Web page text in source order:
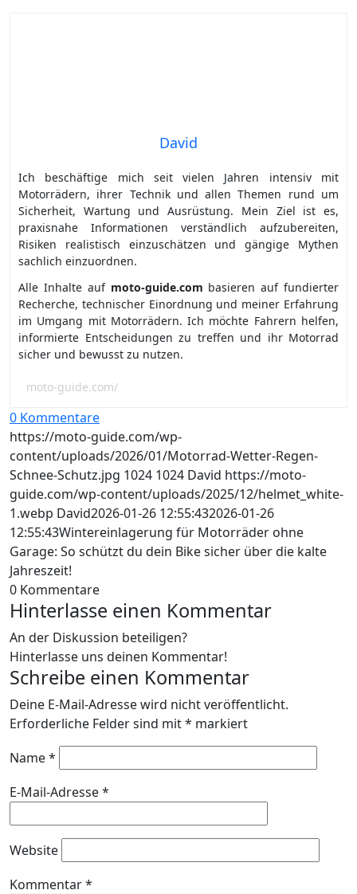
David
Ich beschäftige mich seit vielen Jahren intensiv mit
Motorrädern, ihrer Technik und allen Themen rund um
Sicherheit, Wartung und Ausrüstung. Mein Ziel ist es,
praxisnahe Informationen verständlich aufzubereiten,
Risiken realistisch einzuschätzen und gängige Mythen
sachlich einzuordnen.
Alle Inhalte auf moto-guide.com basieren auf fundierter
Recherche, technischer Einordnung und meiner Erfahrung
im Umgang mit Motorrädern. Ich möchte Fahrern helfen,
informierte Entscheidungen zu treffen und ihr Motorrad
sicher und bewusst zu nutzen.
moto-guide.com/
0 Kommentare
https://moto-guide.com/wp-
content/uploads/2026/01/Motorrad-Wetter-Regen-
Schnee-Schutz.jpg 1024 1024 David https://moto-
guide.com/wp-content/uploads/2025/12/helmet_white-
1.webp David2026-01-26 12:55:432026-01-26
12:55:43Wintereinlagerung für Motorräder ohne
Garage: So schützt du dein Bike sicher über die kalte
Jahreszeit!
0 Kommentare
Hinterlasse einen Kommentar
An der Diskussion beteiligen?
Hinterlasse uns deinen Kommentar!
Schreibe einen Kommentar
Deine E-Mail-Adresse wird nicht veröffentlicht.
Erforderliche Felder sind mit* markiert
Name*
E-Mail-Adresse*
Website
Kommentar*